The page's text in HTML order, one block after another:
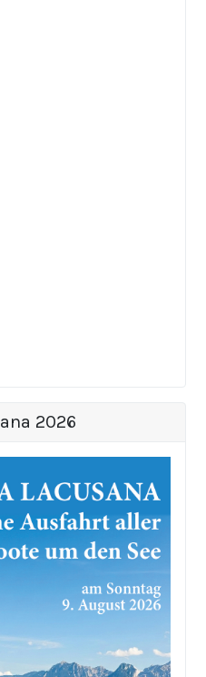
2026